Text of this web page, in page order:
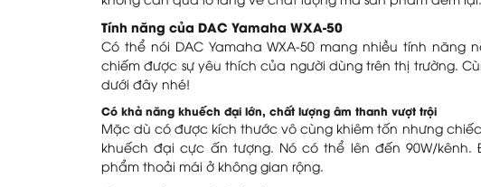
Tính năng của DAC Yamaha WXA-50
Có thể nói DAC Yamaha WXA-50 mang nhiều tính
chiếm được sự yêu thích của người dùng trên thị trường.
dưới đây nhé!
Có khả năng khuếch đại lớn, chất lượng âm thanh vượt trội
Mặc dù có được kích thước vô cùng khiêm tốn nhưng
khuếch đại cực ấn tượng. Nó có thể lên đến 90W/
phẩm thoải mái ở không gian rộng.